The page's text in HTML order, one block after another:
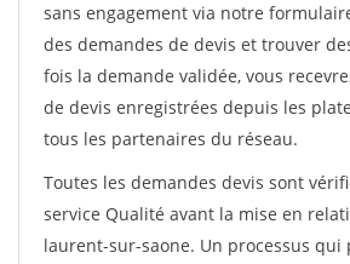
sans engagement via notre
des demandes de devis et trouver
fois la demande validée, vous
de devis enregistrées depuis les
tous les partenaires du réseau.
Toutes les demandes devis sont
service Qualité avant la mise en
laurent-sur-saone. Un processus